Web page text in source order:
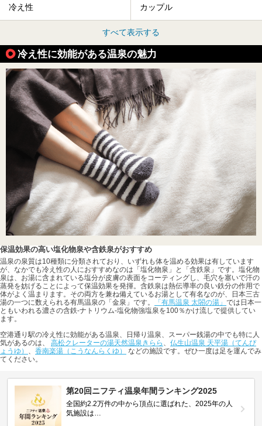
冷え性 カップル
すべて表示する
冷え性に効能がある温泉の魅力
保温効果の高い塩化物泉や含鉄泉がおすすめ
温泉の泉質は10種類に分類されており、いずれも体を温める効果は有しています
が、なかでも冷え性の人におすすめなのは「塩化物泉」と「含鉄泉」です。塩化物
泉は、お湯に含まれている塩分が皮膚の表面をコーティングし、毛穴を塞いで汗の
蒸発を妨げることによって保温効果を発揮。含鉄泉は熱伝導率の良い鉄分の作用で
体がよく温まります。その両方を兼ね備えているお湯として有名なのが、日本三古
湯の一つに数えられる有馬温泉の「金泉」です。
「有馬温泉 太閤の湯」 では日本一
ともいわれる濃さの含鉄-ナトリウム-塩化物強塩泉を100％かけ流しで提供してい
ます。
空港通り駅の冷え性に効能がある温泉、日帰り温泉、スーパー銭湯の中でも特に人
気があるのは、 高松クレーターの湯天然温泉きらら 、 仏生山温泉 天平湯（てんぴ
ょうゆ） 、 香南楽湯（こうなんらくゆ）
などの施設です。ぜひ一度は足を運んでみ
てください。
第20回ニフティ温泉年間ランキング2025
全国約2.2万件の中から頂点に選ばれた、2025年の人
気施設は…